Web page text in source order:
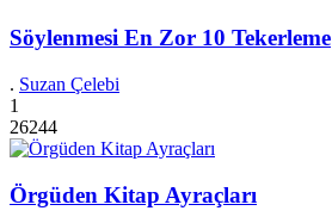
Söylenmesi En Zor 10 Tekerleme
. Suzan Çelebi
1
26244
Örgüden Kitap Ayraçları